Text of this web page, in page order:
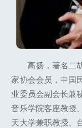
高扬，著名二
家协会会员，中国
业委员会副会长兼
音乐学院客座教授
天大学兼职教授、